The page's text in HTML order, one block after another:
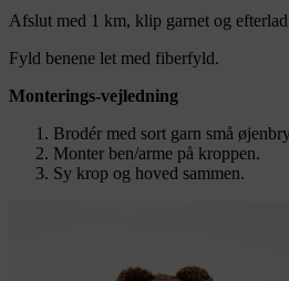
Afslut med 1 km, klip garnet og
Fyld benene let med fiberfyld.
Monterings-vejledning
Brodér med sort garn små
Monter ben/arme på kroppen.
Sy krop og hoved sammen.